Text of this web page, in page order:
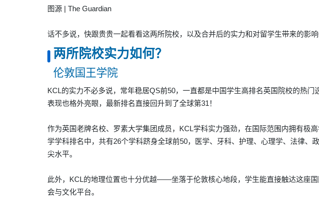
图源 | The Guardian
话不多说，快跟贵贵一起看看这两所院校，以及合并后的实力和对留学生带来的影
两所院校实力如何？
伦敦国王学院
KCL的实力不必多说， 常年稳居QS前50， 一直都是中国学生高排名英国院校的热门
表现也格外亮眼， 最新排名直接回升到了全球第31！
作为英国老牌名校、罗素大学集团成员 ，KCL学科实力强劲，在国际范围内拥有极
学学科排名中，共有26个学科跻身全球前50，
医学、牙科、护理、心理学、法律、
尖水平。
此外，KCL的地理位置也十分优越——坐落于伦敦核心地段， 学生能直接触达这座
会与文化平台。